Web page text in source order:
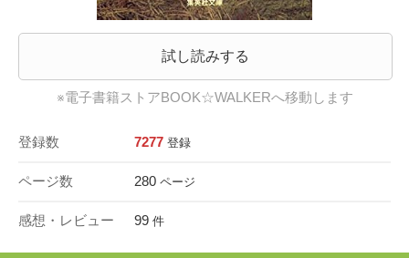
試し読みする
※電子書籍ストアBOOK☆WALKERへ移動します
登録数 7277 登録
ページ数 280 ページ
感想・レビュー 99 件